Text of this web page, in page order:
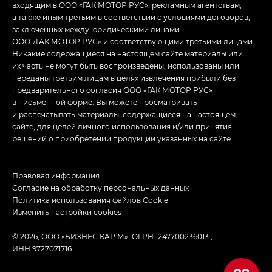
входящим в ООО «ГАК МОТОР РУС», рекламным агентствам,
а также иным третьим в соответствии с условиями договоров,
заключенных между юридическими лицами
ООО «ГАК МОТОР РУС» и соответствующими третьими лицами.
Никакие содержащиеся на настоящем сайте материалы или
их часть не могут быть воспроизведены, использованы или
переданы третьим лицам в целях извлечения прибыли без
предварительного согласия ООО «ГАК МОТОР РУС»
в письменной форме. Вы можете просматривать
и распечатывать материалы, содержащиеся на настоящем
сайте, для целей личного использования и/или принятия
решений о приобретении продукции указанных на сайте.
© 2026, ООО «БИЗНЕС КАР М». ОГРН 1247700236013 ,
ИНН 9727071716
Правовая информация
Согласие на обработку персональных данных
Политика использования файлов Cookie
Изменить настройки cookies